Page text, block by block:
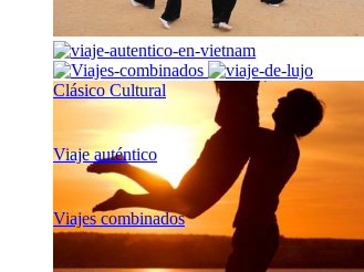
Clásico Cultural
Viaje auténtico
Viajes combinados